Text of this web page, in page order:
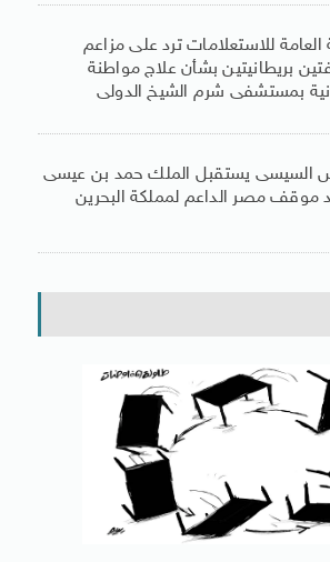
العامة للاستعلامات ترد على مزاعم
بريطانيتين بشأن علاج مواطنة
بمستشفى شرم الشيخ الدولى
السيسى يستقبل الملك حمد بن عيسى
موقف مصر الداعم لمملكة البحرين